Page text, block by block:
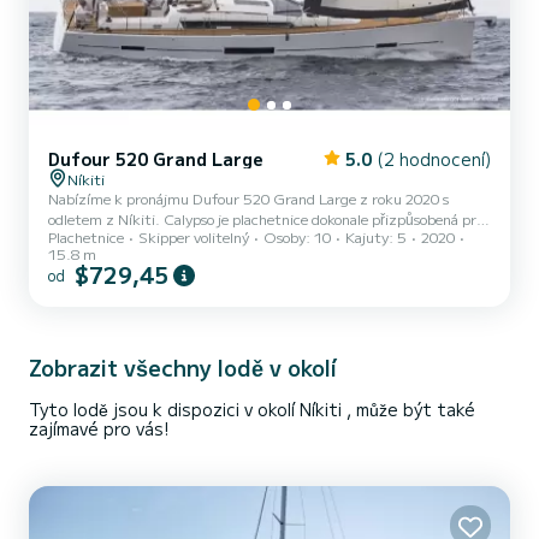
Dufour 520 Grand Large 5.0 (2 hodnocení)
Níkiti
Nabízíme k pronájmu Dufour 520 Grand Large z roku 2020 s
odletem z Níkiti. Calypso je plachetnice dokonale přizpůsobená pro
všechny půjčovny. Tato plachetnice je velmi příjemná na ovládání na
týdenní a více plavbu. Loď má 5 plně vybavených kajut a kapacitu
10 osob. S celkovou délkou 16 metrů bude vaším nejlepším
Plachetnice Skipper volitelný Osoby: 10 Kajuty: 5
2020
15.8 m
od $729,45
Zobrazit všechny lodě v okolí
Tyto lodě jsou k dispozici v okolí Níkiti , může být také
zajímavé pro vás!